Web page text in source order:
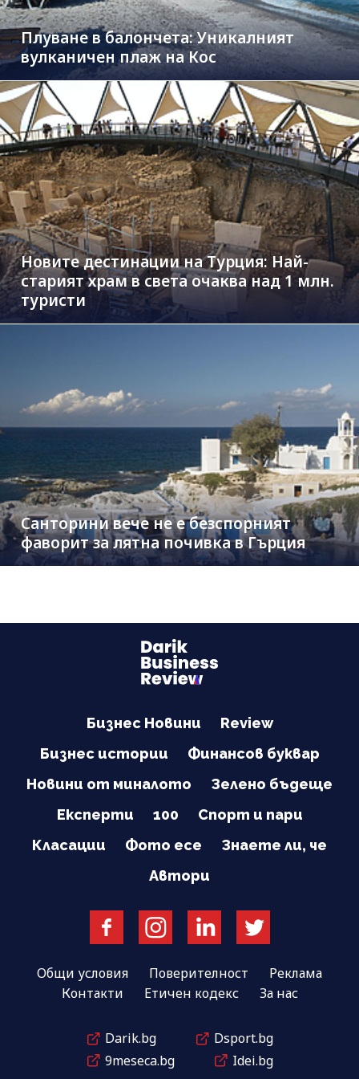
Плуване в балончета: Уникалният
вулканичен плаж на Кос
Новите дестинации на Турция: Най-
старият храм в света очаква над 1 млн.
туристи
Санторини вече не е безспорният
фаворит за лятна почивка в Гърция
Бизнес Новини
Review
Бизнес истории
Финансов буквар
Новини от миналото
Зелено бъдеще
Експерти
100
Спорт и пари
Класации
Фото есе
Знаете ли, че
Автори
Общи условия Поверителност
Реклама
Контакти
Етичен кодекс За нас
Darik.bg
Dsport.bg
9meseca.bg
Idei.bg